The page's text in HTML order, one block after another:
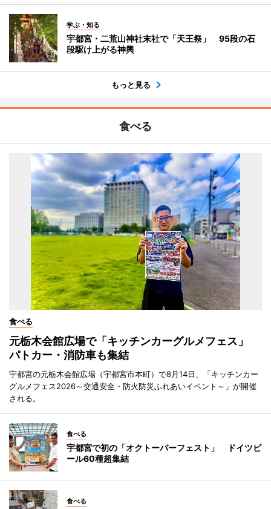
学ぶ・知る
宇都宮・二荒山神社末社で「天王祭」 95段の石
段駆け上がる神輿
もっと見る
食べる
食べる
元栃木会館広場で「キッチンカーグルメフェス」
パトカー・消防車も集結
宇都宮の元栃木会館広場（宇都宮市本町）で8月14日、「キッチンカー
グルメフェス2026～交通安全・防火防災ふれあいイベント～」が開催
される。
食べる
宇都宮で初の「オクトーバーフェスト」 ドイツビ
ール60種超集結
食べる